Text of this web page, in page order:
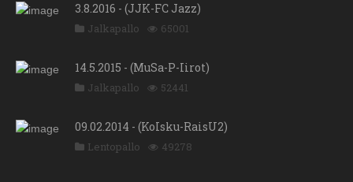
3.8.2016 - (JJK-FC Jazz)
Jalkapallo 65001
14.5.2015 - (MuSa-P-Iirot)
Jalkapallo 52441
09.02.2014 - (KoIsku-RaisU2)
Lentopallo 49278